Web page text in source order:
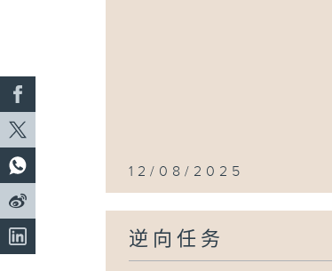
12/08/2025
逆向任务